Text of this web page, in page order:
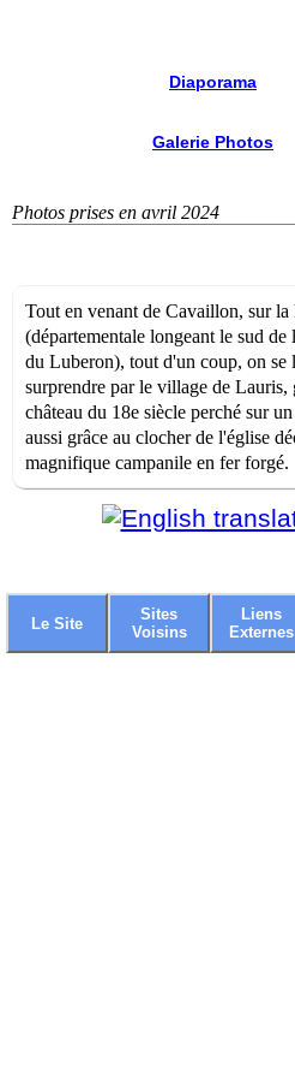
Diaporama
Galerie Photos
Photos prises en avril 2024
Tout en venant de Cavaillon, sur
(départementale longeant le sud de
du Luberon), tout d'un coup, on se
surprendre par le village de Lauris,
château du 18e siècle perché sur
aussi grâce au clocher de l'église
magnifique campanile en fer forgé.
Le Site
Sites
Voisins
Liens
Externes